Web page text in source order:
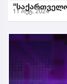
11 ოქტ. 2024